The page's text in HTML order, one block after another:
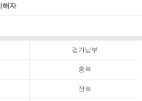
해자
경기남부
충북
전북